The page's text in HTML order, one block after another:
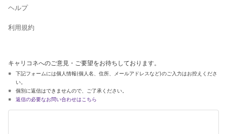
ヘルプ
利用規約
キャリコネへのご意見・ご要望をお待ちしております。
下記フォームには個人情報(個人名、住所、メールアドレスなど)のご入力はお控えくださ
い。
個別に返信はできませんので、ご了承ください。
返信の必要なお問い合わせはこちら